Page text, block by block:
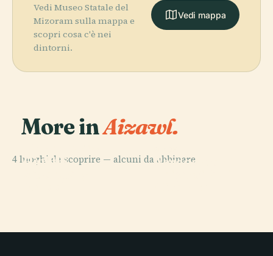
Vedi Museo Statale del
Mizoram sulla mappa e
scopri cosa c'è nei
dintorni.
Vedi mappa
More inAizawl.
4 luoghi da scoprire — alcuni da abbinare.
PLACE
Gandhi
Aeroporto di
PLACE
Higher
PLACE